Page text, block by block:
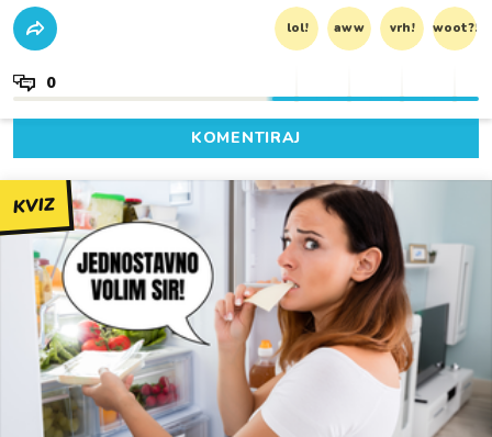
lol! aww vrh! woot?!
0
KOMENTIRAJ
KVIZ